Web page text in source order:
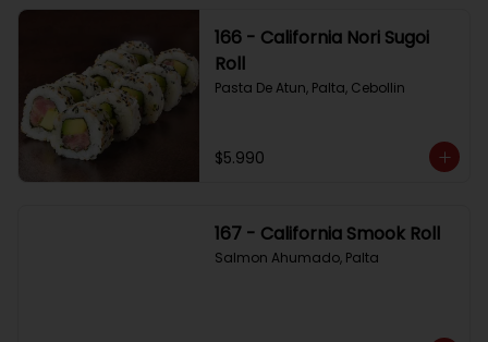
166 - California Nori Sugoi
Roll
Pasta De Atun, Palta, Cebollin
$5.990
167 - California Smook Roll
Salmon Ahumado, Palta